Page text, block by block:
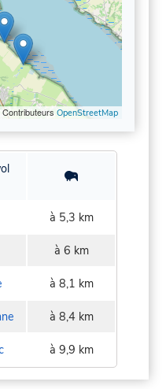
OpenStreetMap
à 5,3 km
à 6 km
à 8,1 km
à 8,4 km
à 9,9 km